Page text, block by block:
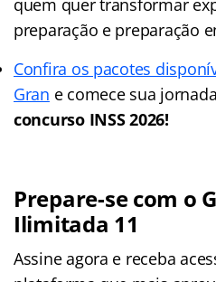
preparação e preparação
Confira os pacotes
Gran e comece sua
concurso INSS 2026!
Prepare-se com o
Ilimitada 11
Assine agora e receba